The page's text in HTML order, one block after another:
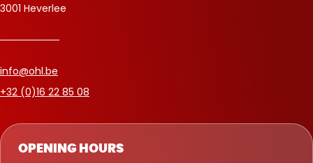
OPENING HOURS
3001 Heverlee
info@ohl.be
+32 (0)16 22 85 08